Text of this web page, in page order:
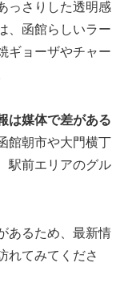
っさりした透明感
、函館らしいラー
ギョーザやチャー
は媒体で差がある
館朝市や大門横丁
駅前エリアのグル
あるため、最新情
れてみてくださ